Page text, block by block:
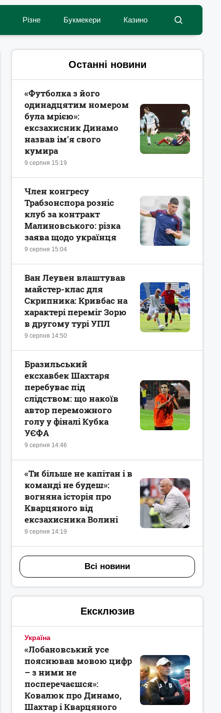
Різне Букмекери Казино
Останні новини
9 серпня 15:19
«Футболка з його
одинадцятим номером
була мрією»:
ексзахисник Динамо
назвав ім'я свого
кумира
9 серпня 15:04
Член конгресу
Трабзонспора розніс
клуб за контракт
Малиновського: різка
заява щодо українця
9 серпня 14:50
Ван Леувен влаштував
майстер-клас для
Скрипника: Кривбас на
характері переміг Зорю
в другому турі УПЛ
9 серпня 14:46
Бразильський
ексхавбек Шахтаря
перебуває під
слідством: що накоїв
автор переможного
голу у фіналі Кубка
УЄФА
9 серпня 14:19
«Ти більше не капітан і в
команді не будеш»:
вогняна історія про
Кварцяного від
ексзахисника Волині
Всі новини
Ексклюзив
Україна
«Лобановський усе
пояснював мовою цифр
– з ними не
посперечаєшся»:
Ковалюк про Динамо,
Шахтар і Кварцяного